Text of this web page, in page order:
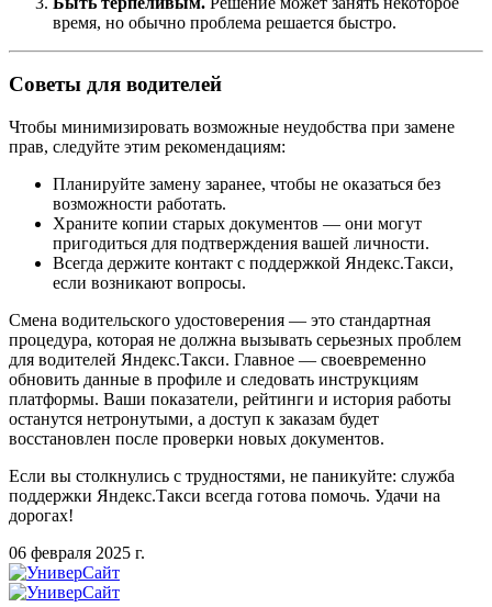
время, но обычно проблема решается быстро.
Советы для водителей
Чтобы минимизировать возможные неудобства при замене
прав, следуйте этим рекомендациям:
Планируйте замену заранее, чтобы не оказаться без
возможности работать.
Храните копии старых документов — они могут
пригодиться для подтверждения вашей личности.
Всегда держите контакт с поддержкой Яндекс.Такси,
если возникают вопросы.
Смена водительского удостоверения — это стандартная
процедура, которая не должна вызывать серьезных проблем
для водителей Яндекс.Такси. Главное — своевременно
обновить данные в профиле и следовать инструкциям
платформы. Ваши показатели, рейтинги и история работы
останутся нетронутыми, а доступ к заказам будет
восстановлен после проверки новых документов.
Если вы столкнулись с трудностями, не паникуйте: служба
поддержки Яндекс.Такси всегда готова помочь. Удачи на
дорогах!
06 февраля 2025 г.